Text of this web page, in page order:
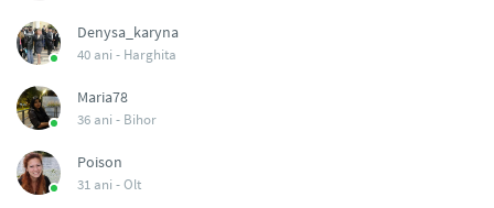
Denysa_karyna
40 ani - Harghita
Maria78
36 ani - Bihor
Poison
31 ani -Olt